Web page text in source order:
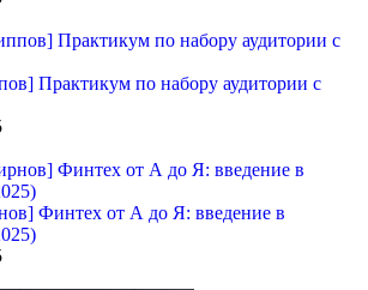
Практикум по набору аудитории с
Финтех от А до Я: введение в